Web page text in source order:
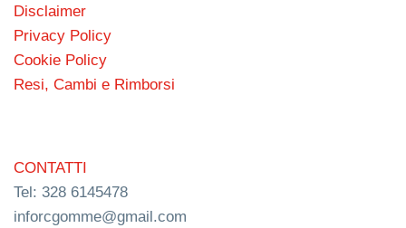
Disclaimer
Privacy Policy
Cookie Policy
Resi, Cambi e Rimborsi
CONTATTI
Tel: 328 6145478
inforcgomme@gmail.com